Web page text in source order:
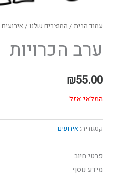
עמוד הבית / המוצרים שלנו /אירועים
ערב הכרויות
₪55.00
המלאי אזל
קטגוריה: אירועים
פרטי חיוב‫
מידע נוסף